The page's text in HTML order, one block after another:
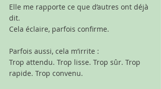
Elle me rapporte ce que d’autres ont déjà
dit.
Cela éclaire, parfois confirme.
Parfois aussi, cela m’irrite :
Trop attendu. Trop lisse. Trop sûr. Trop
rapide. Trop convenu.